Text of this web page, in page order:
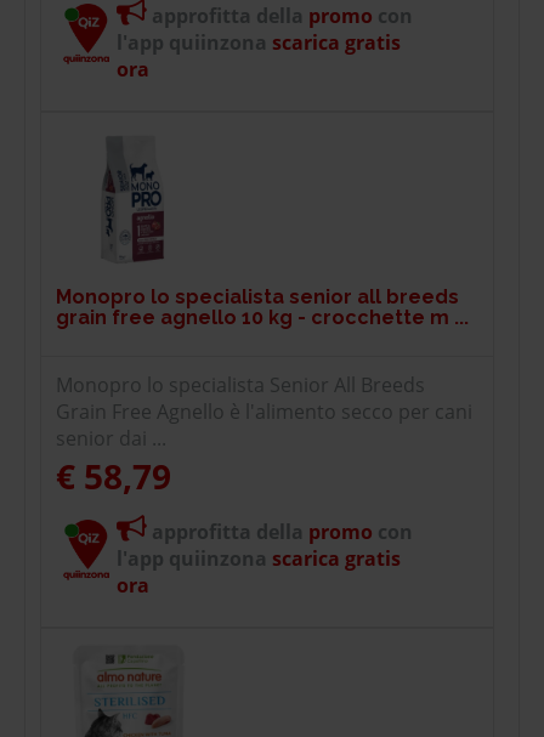
approfitta della promo con
l'app quiinzona scarica gratis
ora
Monopro lo specialista senior all breeds
grain free agnello 10 kg - crocchette m ...
Monopro lo specialista Senior All Breeds
Grain Free Agnello è l'alimento secco per cani
senior dai ...
€ 58,79
approfitta della promo con
l'app quiinzona scarica gratis
ora